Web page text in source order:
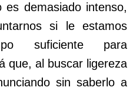
demasiado intenso,
si le estamos
suficiente para
que, al buscar ligereza
sin saberlo a